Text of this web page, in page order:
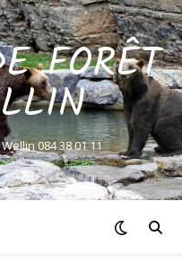
FORÊT
084 38 01 11